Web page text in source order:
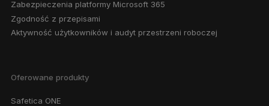
Zabezpieczenia platformy Microsoft 365
Zgodność z przepisami
Aktywność użytkowników i audyt przestrzeni roboczej
Oferowane produkty
Safetica ONE